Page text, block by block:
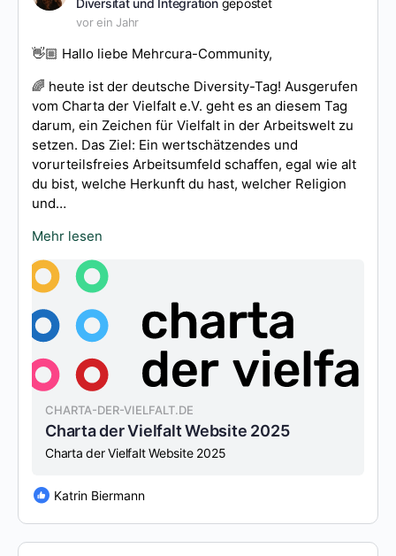
Diversität und Integrationgepostet
vor ein Jahr
👋🏼 Hallo liebe Mehrcura-Community,
🌈 heute ist der deutsche Diversity-Tag! Ausgerufen
vom Charta der Vielfalt e.V. geht es an diesem Tag
darum, ein Zeichen für Vielfalt in der Arbeitswelt zu
setzen. Das Ziel: Ein wertschätzendes und
vorurteilsfreies Arbeitsumfeld schaffen, egal wie alt
du bist, welche Herkunft du hast, welcher Religion
und…
Mehr lesen
CHARTA-DER-VIELFALT.DE
Charta der Vielfalt Website 2025
Charta der Vielfalt Website 2025
Katrin Biermann